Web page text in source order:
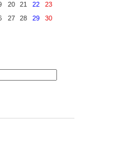
20 21 22
23
27 28 29
30